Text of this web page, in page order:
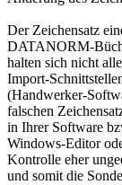
Der Zeichensatz
DATANORM-
halten sich nicht
Import-
(Handwerker-
falschen
in Ihrer Software
Windows-Editor
Kontrolle eher
und somit die